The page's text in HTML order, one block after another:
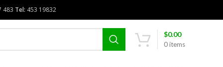
483 Tel: 453 19832
0items
$0.00